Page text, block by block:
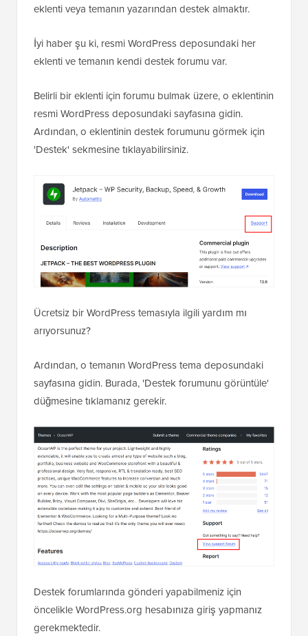
eklenti veya temanın yazarından destek almaktır.
İyi haber şu ki, resmi WordPress deposundaki her
eklenti ve temanın kendi destek forumu var.
Belirli bir eklenti için forumu bulmak üzere, o eklentinin
resmi WordPress deposundaki sayfasına gidin.
Ardından, o eklentinin destek forumunu görmek için
'Destek' sekmesine tıklayabilirsiniz.
Ücretsiz bir WordPress temasıyla ilgili yardım mı
arıyorsunuz?
Ardından, o temanın WordPress tema deposundaki
sayfasına gidin. Burada, 'Destek forumunu görüntüle'
düğmesine tıklamanız gerekir.
Destek forumlarında gönderi yapabilmeniz için
öncelikle WordPress.org hesabınıza giriş yapmanız
gerekmektedir.